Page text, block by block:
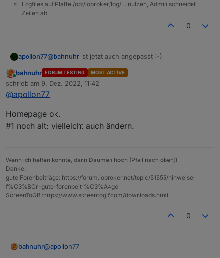
Ja die Homepage bekommt im laufe des Tages
Logfiles auf Platte /opt/iobroker/log/… nutzen, Admin schneidet
Zeilen ab
0
apollon77@bahnuhr Ist jetzt auch angepasst :-)
Online
bahnuhr FORUM TESTING MOST ACTIVE
schrieb am 9. Dez. 2022, 11:42
zuletzt editiert von
@apollon77
Homepage ok.
#1 noch alt; vielleicht auch ändern.
Wenn ich helfen konnte, dann Daumen hoch (Pfeil nach oben)!
Danke.
gute Forenbeiträge: https://forum.iobroker.net/topic/51555/hinweise-
f%C3%BCr-gute-forenbeitr%C3%A4ge
ScreenToGif :https://www.screentogif.com/downloads.html
0
bahnuhr@apollon77